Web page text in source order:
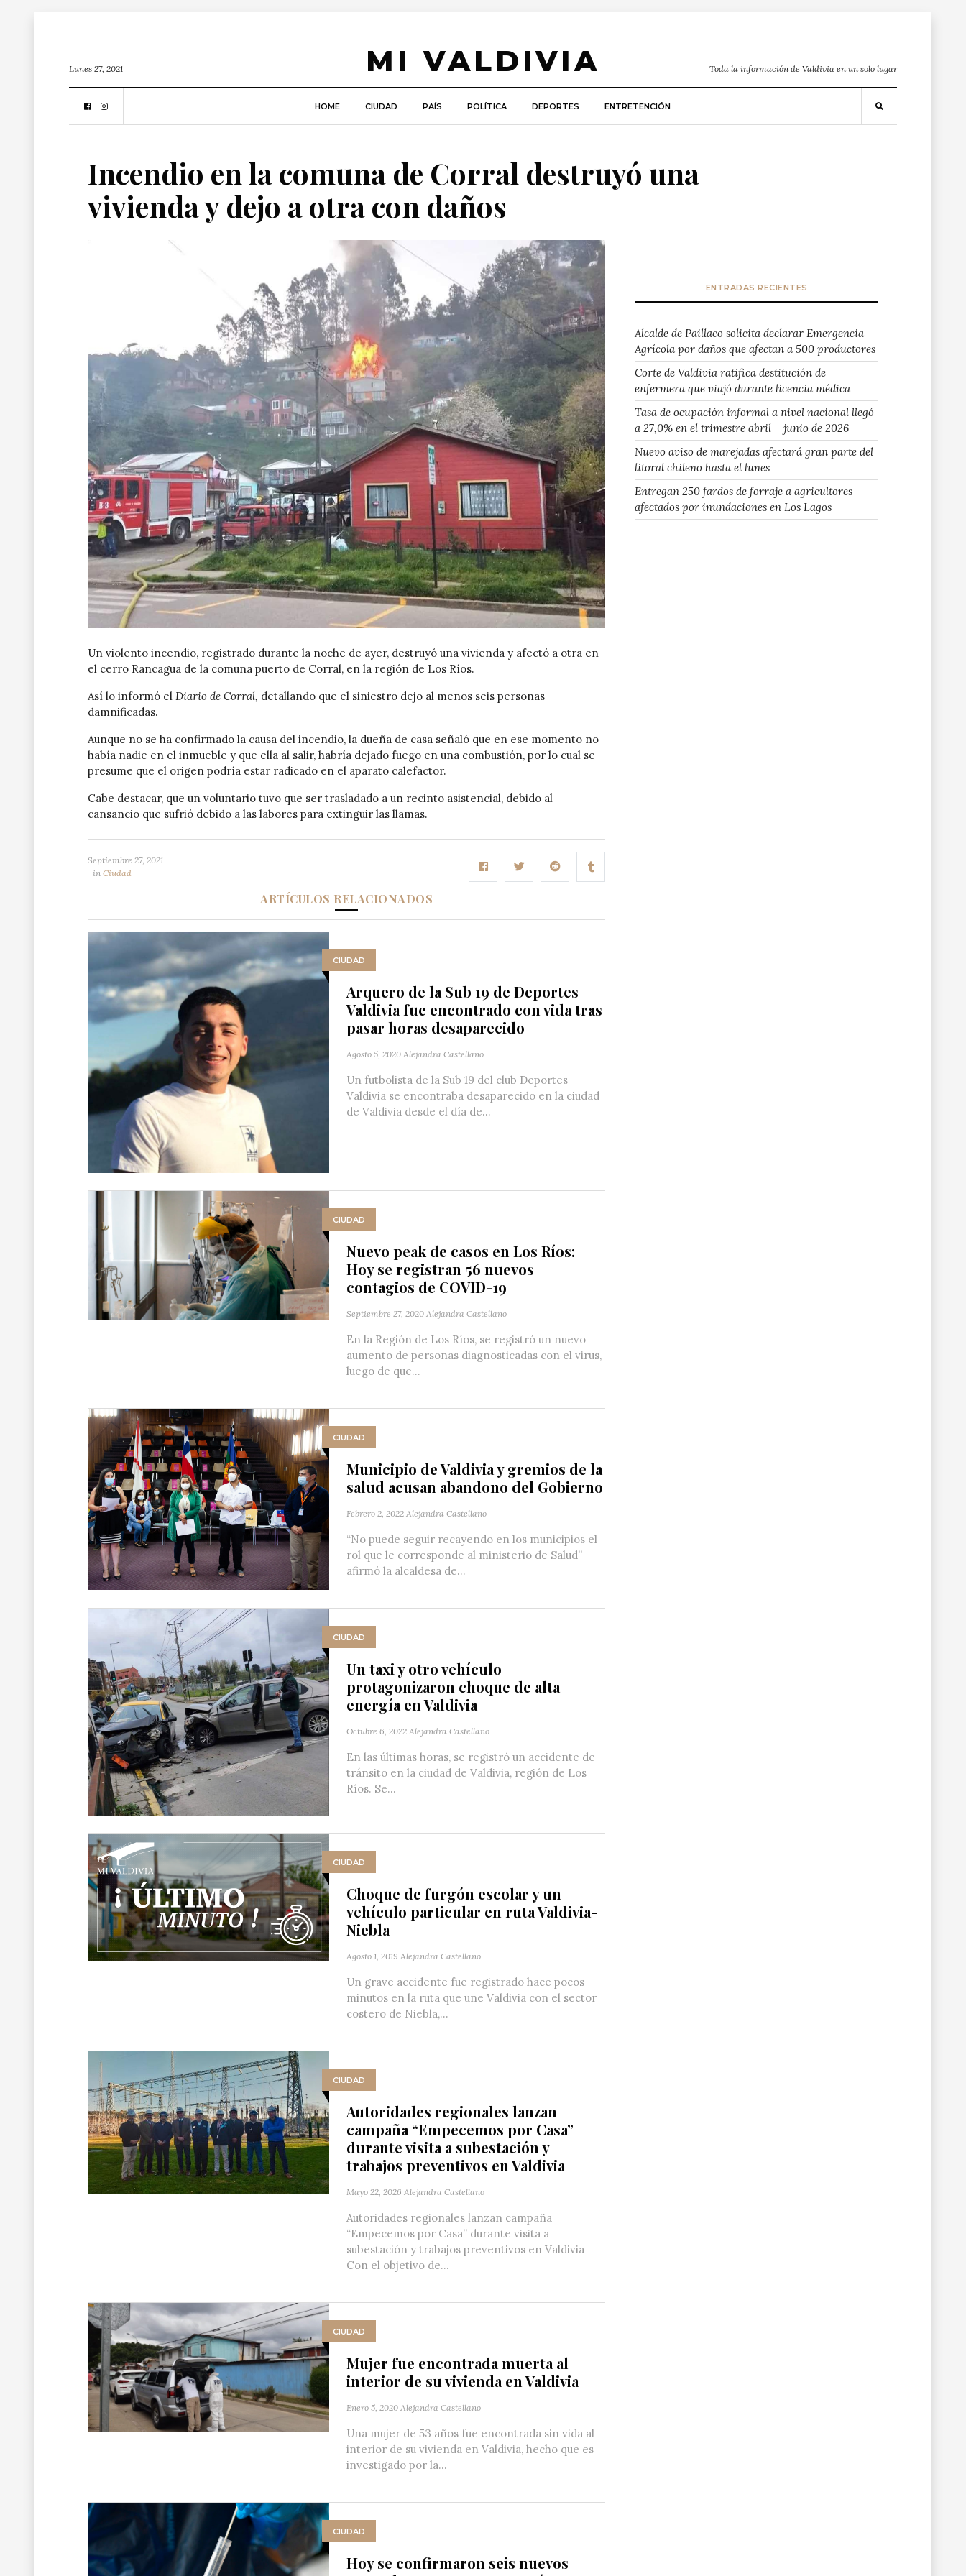
MI VALDIVIA
Lunes 27, 2021 Toda la información de Valdivia en un solo lugar
HOME CIUDAD PAÍS POLÍTICA DEPORTES ENTRETENCIÓN
Incendio en la comuna de Corral destruyó una
vivienda y dejo a otra con daños
Un violento incendio, registrado durante la noche de ayer, destruyó una vivienda y afectó a otra en
el cerro Rancagua de la comuna puerto de Corral, en la región de Los Ríos.
Así lo informó el Diario de Corral, detallando que el siniestro dejo al menos seis personas
damnificadas.
Aunque no se ha confirmado la causa del incendio, la dueña de casa señaló que en ese momento no
había nadie en el inmueble y que ella al salir, habría dejado fuego en una combustión, por lo cual se
presume que el origen podría estar radicado en el aparato calefactor.
Cabe destacar, que un voluntario tuvo que ser trasladado a un recinto asistencial, debido al
cansancio que sufrió debido a las labores para extinguir las llamas.
Septiembre 27, 2021
in Ciudad
ARTÍCULOS RELACIONADOS
CIUDAD
Arquero de la Sub 19 de Deportes
Valdivia fue encontrado con vida tras
pasar horas desaparecido
Agosto 5, 2020 Alejandra Castellano
Un futbolista de la Sub 19 del club Deportes
Valdivia se encontraba desaparecido en la ciudad
de Valdivia desde el día de...
CIUDAD
Nuevo peak de casos en Los Ríos:
Hoy se registran 56 nuevos
contagios de COVID-19
Septiembre 27, 2020 Alejandra Castellano
En la Región de Los Ríos, se registró un nuevo
aumento de personas diagnosticadas con el virus,
luego de que...
CIUDAD
Municipio de Valdivia y gremios de la
salud acusan abandono del Gobierno
Febrero 2, 2022 Alejandra Castellano
“No puede seguir recayendo en los municipios el
rol que le corresponde al ministerio de Salud”
afirmó la alcaldesa de...
CIUDAD
Un taxi y otro vehículo
protagonizaron choque de alta
energía en Valdivia
Octubre 6, 2022 Alejandra Castellano
En las últimas horas, se registró un accidente de
tránsito en la ciudad de Valdivia, región de Los
Ríos. Se...
CIUDAD
Choque de furgón escolar y un
vehículo particular en ruta Valdivia-
Niebla
Agosto 1, 2019 Alejandra Castellano
Un grave accidente fue registrado hace pocos
minutos en la ruta que une Valdivia con el sector
costero de Niebla,...
CIUDAD
Autoridades regionales lanzan
campaña “Empecemos por Casa”
durante visita a subestación y
trabajos preventivos en Valdivia
Mayo 22, 2026 Alejandra Castellano
Autoridades regionales lanzan campaña
“Empecemos por Casa” durante visita a
subestación y trabajos preventivos en Valdivia
Con el objetivo de...
CIUDAD
Mujer fue encontrada muerta al
interior de su vivienda en Valdivia
Enero 5, 2020 Alejandra Castellano
Una mujer de 53 años fue encontrada sin vida al
interior de su vivienda en Valdivia, hecho que es
investigado por la...
CIUDAD
Hoy se confirmaron seis nuevos
ENTRADAS RECIENTES
Alcalde de Paillaco solicita declarar Emergencia
Agrícola por daños que afectan a 500 productores
Corte de Valdivia ratifica destitución de
enfermera que viajó durante licencia médica
Tasa de ocupación informal a nivel nacional llegó
a 27,0% en el trimestre abril – junio de 2026
Nuevo aviso de marejadas afectará gran parte del
litoral chileno hasta el lunes
Entregan 250 fardos de forraje a agricultores
afectados por inundaciones en Los Lagos